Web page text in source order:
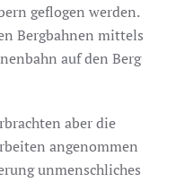
geflogen werden.
Bergbahnen mittels
auf den Berg
aber die
angenommen
unmenschliches